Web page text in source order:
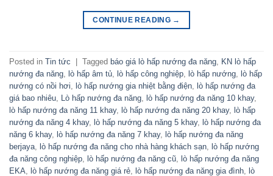
CONTINUE READING →
Posted in Tin tức Tagged báo giá lò hấp nướng đa năng
KN lò hấp
nướng đa năng
lò hấp âm tủ lò hấp công nghiệp lò hấp nướng
lò hấp
nướng có nồi hơi
lò hấp nướng gia nhiệt bằng điện
lò hấp nướng đa
giá bao nhiêu
Lò hấp nướng đa năng lò hấp nướng đa năng 10 khay,
lò hấp nướng đa năng 11 khay, lò hấp nướng đa năng 20 khay,
lò hấp
nướng đa năng 4 khay, lò hấp nướng đa năng 5 khay,
lò hấp nướng đa
năng 6 khay, lò hấp nướng đa năng 7 khay,
lò hấp nướng đa năng
berjaya
lò hấp nướng đa năng cho nhà hàng khách sạn
lò hấp nướng
đa năng công nghiệp
lò hấp nướng đa năng cũ
lò hấp nướng đa năng
EKA
lò hấp nướng đa năng giá rẻ lò hấp nướng đa năng gia đình
lò